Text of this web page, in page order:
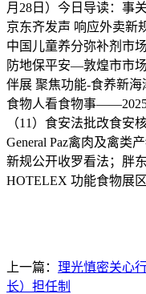
月28日）今日导读：事
京东齐发声 响应外卖新
中国儿童养分弥补剂市
防地保平安—敦煌市市
伴展 聚焦功能-食养新
食物人看食物事
（11）食安法批改食安
General Paz禽肉及禽类
新规公开收罗看法；胖
HOTELEX 功能食物展区
上一篇： 理光慎密关心
长）担任制